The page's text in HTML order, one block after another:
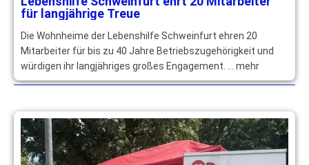
für langjährige Treue
Die Wohnheime der Lebenshilfe Schweinfurt ehren 20
Mitarbeiter für bis zu 40 Jahre Betriebszugehörigkeit und
würdigen ihr langjähriges großes Engagement. … mehr